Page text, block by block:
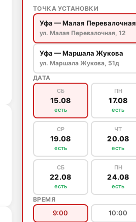
ТОЧКА УСТАНОВКИ
Уфа — Малая Перевалочная
ул. Малая Перевалочная, 12
Уфа — Маршала Жукова
ул. Маршала Жукова, 51д
ДАТА
СБ
15.08
есть
ПН
17.08
есть
СР
19.08
есть
ЧТ
20.08
есть
СБ
22.08
есть
ПН
24.08
есть
ВРЕМЯ
9:00 10:00